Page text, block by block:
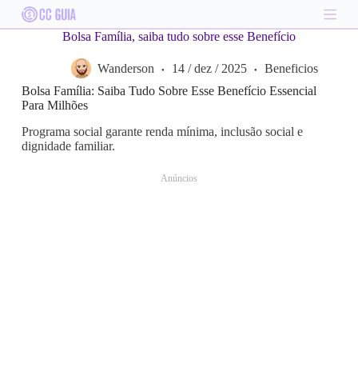
S
k
o
n
Bolsa Família, saiba tudo sobre esse Benefício
Wanderson 14 / dez / 2025
Beneficios
Bolsa Família: Saiba Tudo Sobre Esse Benefício Essencial
Para Milhões
Programa social garante renda mínima, inclusão social e
dignidade familiar.
Anúncios